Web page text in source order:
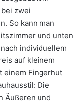
zwei
So kann man
und unten
individuellem
auf kleinem
einem Fingerhut
Die
Äußeren und